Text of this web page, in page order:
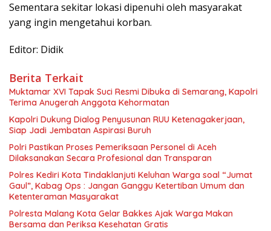
Sementara sekitar lokasi dipenuhi oleh masyarakat
yang ingin mengetahui korban.
Editor: Didik
Berita Terkait
Muktamar XVI Tapak Suci Resmi Dibuka di Semarang, Kapolri
Terima Anugerah Anggota Kehormatan
Kapolri Dukung Dialog Penyusunan RUU Ketenagakerjaan,
Siap Jadi Jembatan Aspirasi Buruh
Polri Pastikan Proses Pemeriksaan Personel di Aceh
Dilaksanakan Secara Profesional dan Transparan
Polres Kediri Kota Tindaklanjuti Keluhan Warga soal “Jumat
Gaul”, Kabag Ops : Jangan Ganggu Ketertiban Umum dan
Ketenteraman Masyarakat
Polresta Malang Kota Gelar Bakkes Ajak Warga Makan
Bersama dan Periksa Kesehatan Gratis